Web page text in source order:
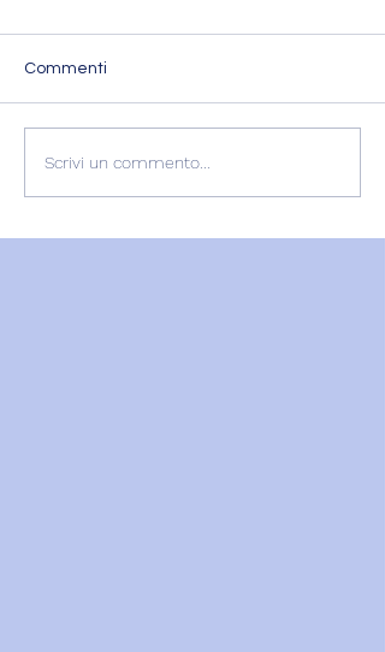
L'ESPERIENZA DI
Commenti
Scrivi un commento...